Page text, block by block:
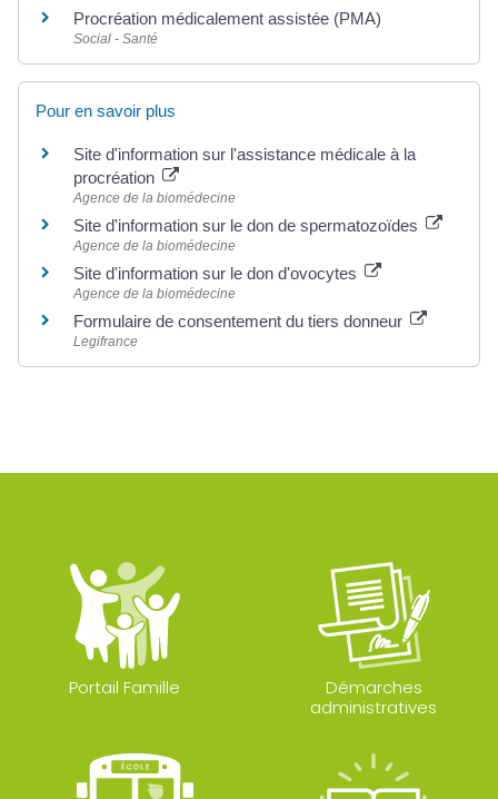
Procréation médicalement assistée (PMA)
Social - Santé
Pour en savoir plus
Site d'information sur l'assistance médicale à la
procréation
Agence de la biomédecine
Site d'information sur le don de spermatozoïdes
Agence de la biomédecine
Site d'information sur le don d'ovocytes
Agence de la biomédecine
Formulaire de consentement du tiers donneur
Legifrance
Portail Famille
Démarches
administratives